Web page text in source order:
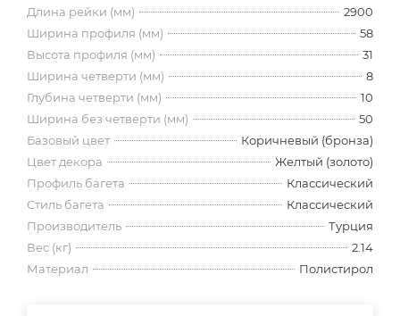
Длина рейки (мм)
2900
Ширина профиля (мм)
58
Высота профиля (мм)
31
Ширина четверти (мм)
8
Глубина четверти (мм)
10
Ширина без четверти (мм)
50
Базовый цвет
Коричневый (бронза)
Цвет декора
Желтый (золото)
Профиль багета
Классический
Стиль багета
Классический
Производитель
Турция
Вес (кг)
2.14
Материал
Полистирол